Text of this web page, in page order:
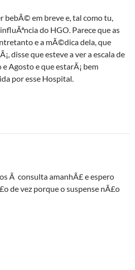
bebÃ© em breve e, tal como tu,
do HGO. Parece que as
e a mÃ©dica dela, que
disse que esteve a ver a escala de
Agosto e que estarÃ¡ bem
por esse Hospital.
Ã consulta amanhÃ£ e espero
de vez porque o suspense nÃ£o